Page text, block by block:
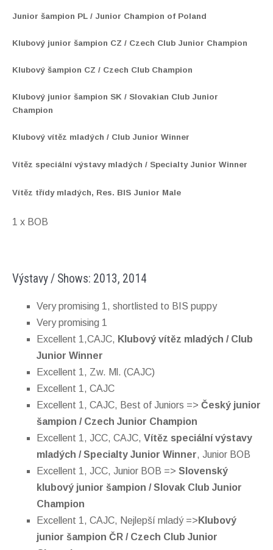
Junior šampion PL / Junior Champion of Poland
Klubový junior šampion CZ / Czech Club Junior Champion
Klubový šampion CZ / Czech Club Champion
Klubový junior šampion SK / Slovakian Club Junior
Champion
Klubový vítěz mladých / Club Junior Winner
Vítěz speciální výstavy mladých / Specialty Junior Winner
Vítěz třídy mladých, Res. BIS Junior Male
1 x BOB
Výstavy / Shows: 2013, 2014
Very promising 1, shortlisted to BIS puppy
Very promising 1
Excellent 1,CAJC, Klubový vítěz mladých / Club
Junior Winner
Excellent 1, Zw. Ml. (CAJC)
Excellent 1, CAJC
Excellent 1, CAJC, Best of Juniors => Český junior
šampion / Czech Junior Champion
Excellent 1, JCC, CAJC, Vítěz speciální výstavy
mladých / Specialty Junior Winner, Junior BOB
Excellent 1, JCC, Junior BOB => Slovenský
klubový junior šampion / Slovak Club Junior
Champion
Excellent 1, CAJC, Nejlepší mladý => Klubový
junior šampion ČR / Czech Club Junior